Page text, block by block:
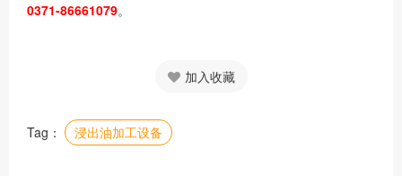
0371-86661079。
加入收藏
Tag： 浸出油加工设备